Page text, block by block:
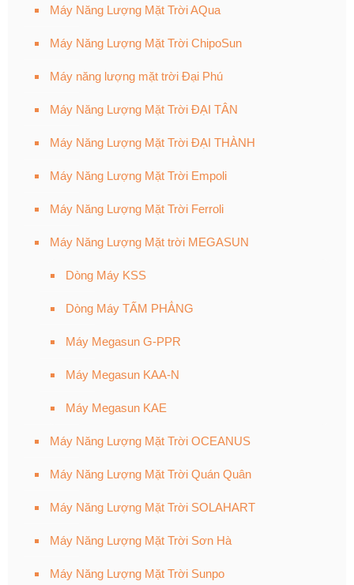
Máy Năng Lượng Mặt Trời AQua
Máy Năng Lượng Mặt Trời ChipoSun
Máy năng lượng mặt trời Đại Phú
Máy Năng Lượng Mặt Trời ĐẠI TÂN
Máy Năng Lượng Mặt Trời ĐẠI THÀNH
Máy Năng Lượng Mặt Trời Empoli
Máy Năng Lượng Mặt Trời Ferroli
Máy Năng Lượng Mặt trời MEGASUN
Dòng Máy KSS
Dòng Máy TẤM PHẲNG
Máy Megasun G-PPR
Máy Megasun KAA-N
Máy Megasun KAE
Máy Năng Lượng Mặt Trời OCEANUS
Máy Năng Lượng Mặt Trời Quán Quân
Máy Năng Lượng Mặt Trời SOLAHART
Máy Năng Lượng Mặt Trời Sơn Hà
Máy Năng Lượng Mặt Trời Sunpo